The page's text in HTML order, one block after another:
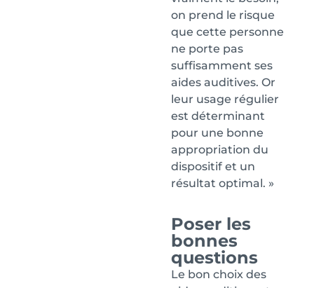
on prend le risque
que cette personne
ne porte pas
suffisamment ses
aides auditives. Or
leur usage régulier
est déterminant
pour une bonne
appropriation du
dispositif et un
résultat optimal. »
Poser les
bonnes
questions
Le bon choix des